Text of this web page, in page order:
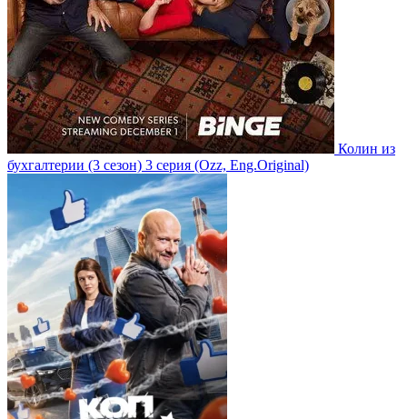
Колин из
бухгалтерии (3 сезон) 3 серия (Ozz, Eng.Original)